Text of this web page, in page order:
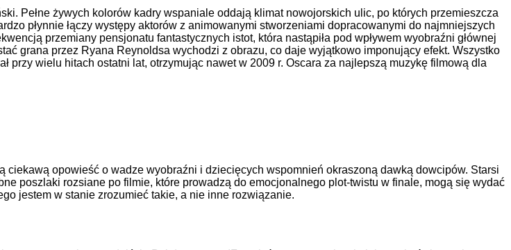
Pełne żywych kolorów kadry wspaniale oddają klimat nowojorskich ulic, po których przemieszcza
płynnie łączy występy aktorów z animowanymi stworzeniami dopracowanymi do najmniejszych
przemiany pensjonatu fantastycznych istot, która nastąpiła pod wpływem wyobraźni głównej
grana przez Ryana Reynoldsa wychodzi z obrazu, co daje wyjątkowo imponujący efekt. Wszystko
wielu hitach ostatni lat, otrzymując nawet w 2009 r. Oscara za najlepszą muzykę filmową dla
opowieść o wadze wyobraźni i dziecięcych wspomnień okraszoną dawką dowcipów. Starsi
poszlaki rozsiane po filmie, które prowadzą do emocjonalnego plot-twistu w finale, mogą się wydać
jestem w stanie zrozumieć takie, a nie inne rozwiązanie.